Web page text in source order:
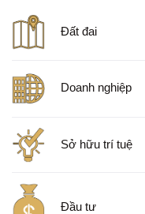
Đất đai
Doanh nghiệp
Sở hữu trí tuệ
Đầu tư